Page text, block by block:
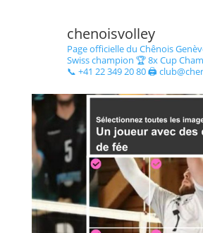
chenoisvolley
Page officielle du Chênois
Swiss champion 🏆 8x Cup
📞 +41 22 349 20 80 🖨